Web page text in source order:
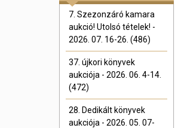
7. Szezonzáró kamara
aukció! Utolsó tételek! -
2026. 07. 16-26. (486)
37. újkori könyvek
aukciója - 2026. 06. 4-14.
(472)
28. Dedikált könyvek
aukciója - 2026. 05. 07-